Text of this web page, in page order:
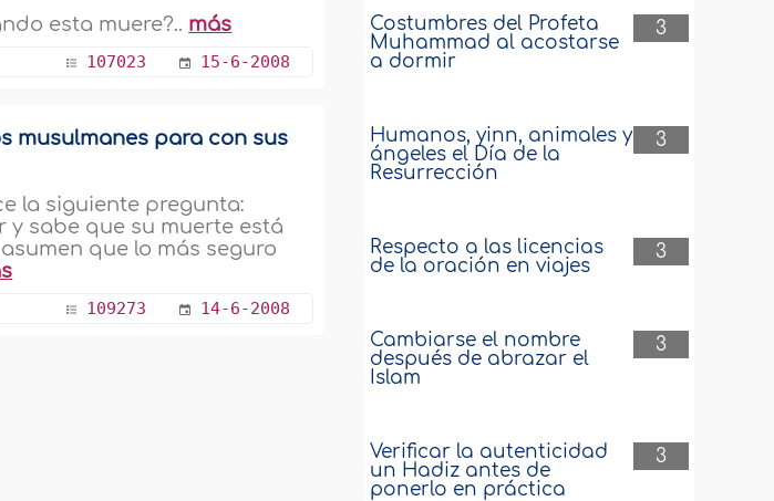
esta muere?.. más
107023 15-6-2008
musulmanes para con sus
la siguiente pregunta:
y sabe que su muerte está
que lo más seguro
109273 14-6-2008
3
Costumbres del Profeta
Muhammad al acostarse
a dormir
3
Humanos, yinn, animales y
ángeles el Día de la
Resurrección
3
Respecto a las licencias
de la oración en viajes
3
Cambiarse el nombre
después de abrazar el
Islam
3
Verificar la autenticidad
un Hadiz antes de
ponerlo en práctica